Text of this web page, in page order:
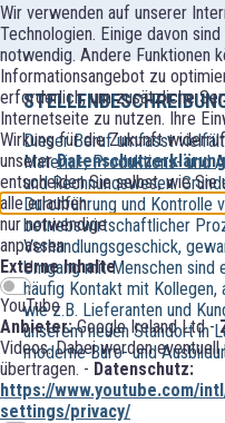
Wir verwenden auf unserer
Technologien. Einige davon
notwendig. Andere Funktionen
Informationsangebot zu
erforderlich, um zusätzliche
Internetseite zu nutzen. Ihre
Wirkung für die Zukunft
unsererDatenschutzerklärung
entscheiden Sie selbst, wie Sie
alle erlauben
nur notwendige
anpassen
Externe Inhalte
YouTube
Anbieter:Google Ireland Ltd -
Videos. Dabei werden
übertragen. - Datenschutz:
https://www.youtube.com/
settings/privacy/
Dieser Beruf umfasst
Material-, Produktions- und
und Rechnungswesen.
Durchführung und Kontrolle
betriebswirtschaftlicher
Verhandlungsgeschick,
Umgang mit Menschen
häufig Kontakt mit Kollegen,
wie z.B. Lieferanten und
unserem neuen Standort in
moderne Büro- und